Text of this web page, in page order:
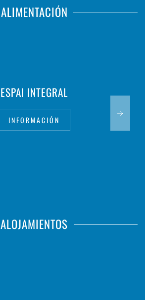
ALIMENTACIÓN
ESPAI INTEGRAL
INFORMACIÓN
ALOJAMIENTOS